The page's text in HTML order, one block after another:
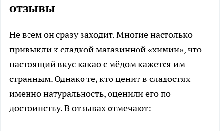
отзывы
Не всем он сразу заходит. Многие настолько
привыкли к сладкой магазинной «химии», что
настоящий вкус какао с мёдом кажется им
странным. Однако те, кто ценит в сладостях
именно натуральность, оценили его по
достоинству. В отзывах отмечают: